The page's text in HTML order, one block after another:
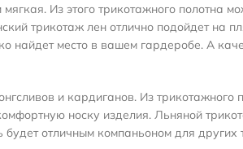
Из этого трикотажного полотна
трикотаж лен отлично подойдет на
место в вашем гардеробе. А
и кардиганов. Из
носку изделия. Льняной
отличным компаньоном для